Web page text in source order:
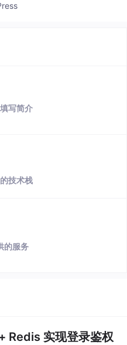
写简介
技术栈
的服务
Redis 实现登录鉴权